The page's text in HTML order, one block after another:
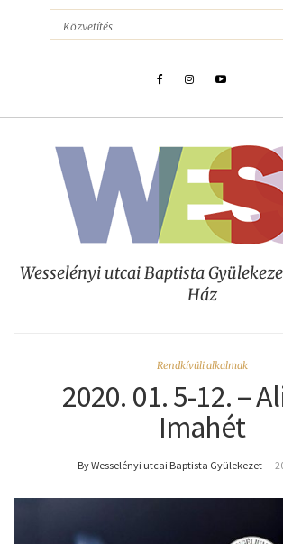
Wesselényi utcai Baptista
Ház
Rendkívüli alkalmak
2020. 01. 5-12. –
Imahét
By Wesselényi utcai Baptista Gyülekezet –